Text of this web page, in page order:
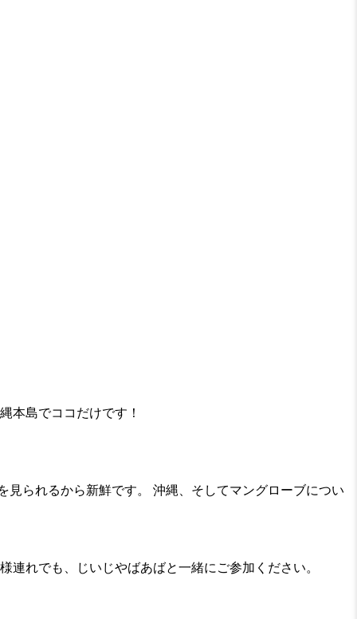
本島でココだけです！
られるから新鮮です。 沖縄、そしてマングローブについ
れでも、じいじやばあばと一緒にご参加ください。